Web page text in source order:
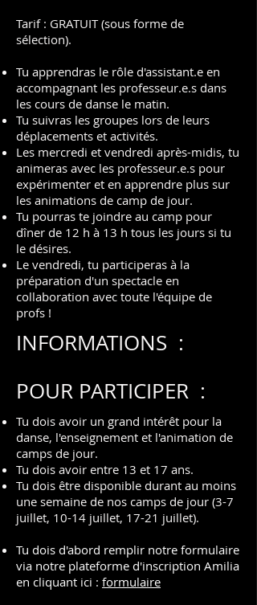
Tarif : GRATUIT (sous forme de
sélection).
Tu apprendras le rôle d'assistant.e en
accompagnant les professeur.e.s dans
les cours de danse le matin.
Tu suivras les groupes lors de leurs
déplacements et activités.
Les mercredi et vendredi après-midis, tu
animeras avec les professeur.e.s pour
expérimenter et en apprendre plus sur
les animations de camp de jour.
Tu pourras te joindre au camp pour
dîner de 12 h à 13 h tous les jours si tu
le désires.
Le vendredi, tu participeras à la
préparation d'un spectacle en
collaboration avec toute l'équipe de
profs !
INFORMATIONS :
POUR PARTICIPER :
Tu dois avoir un grand intérêt pour la
danse, l'enseignement et l'animation de
camps de jour.
Tu dois avoir entre 13 et 17 ans.
Tu dois être disponible durant au moins
une semaine de nos camps de jour (3-7
juillet, 10-14 juillet, 17-21 juillet).
Tu dois d'abord remplir notre formulaire
via notre plateforme d'inscription Amilia
en cliquant ici : formulaire